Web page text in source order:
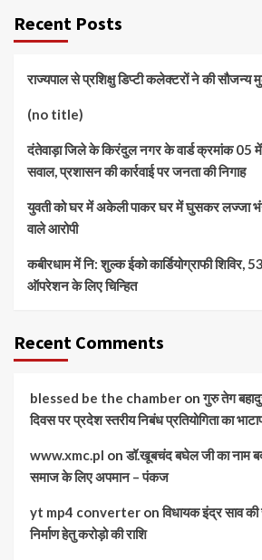
Recent Posts
राज्यपाल से प्रशिक्षु डिप्टी कलेक्टरों ने की सौजन्य
(no title)
दंतेवाड़ा जिले के किरंदुल नगर के वार्ड क्रमांक 05
सवाल, प्रशासन की कार्रवाई पर जनता की निगाह
युवती को घर में अकेली पाकर घर में घुसकर लज्जा
वाले आरोपी
कबीरधाम में नि: शुल्क ईको कार्डियोग्राफी शिविर,
ऑपरेशन के लिए चिन्हित
Recent Comments
blessed be the chamber onगुरु तेग
दिवस पर प्रदेश स्तरीय निबंध प्रतियोगिता का
www.xmc.pl onडॉ.खूबचंद बघेल जी का नाम
समाज के लिए अपमान – पंकज
yt mp4 converter onविधायक इंद्र साव
निर्माण हेतु करोड़ो की राशि